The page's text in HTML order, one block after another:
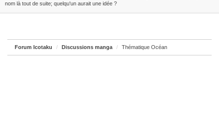
nom là tout de suite; quelqu'un aurait une idée ?
Forum Icotaku Discussions manga Thématique Océan